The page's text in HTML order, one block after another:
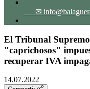
✉
El Tribunal
"caprichosos"
recuperar IVA
14.07.2022